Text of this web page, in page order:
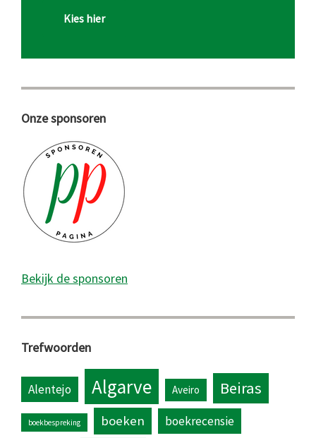
Kies hier
Onze sponsoren
Bekijk de sponsoren
Trefwoorden
Alentejo Algarve Aveiro Beiras
boekbespreking boeken boekrecensie